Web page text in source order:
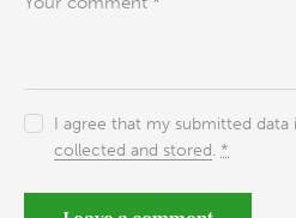
I agree that my submitted data
collected and stored. *